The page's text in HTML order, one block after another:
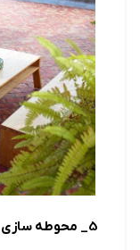
5_ محوطه سازی با طراحی مسیر آجری